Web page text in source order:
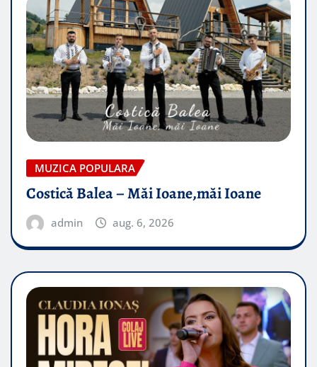
MUZICA POPULARA
Costică Balea – Măi Ioane,măi Ioane
admin aug. 6, 2026